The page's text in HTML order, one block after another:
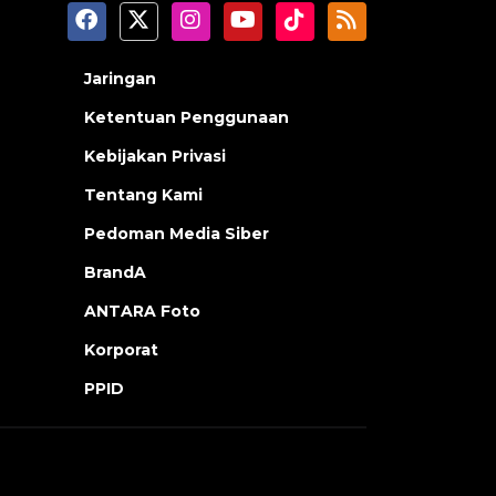
Jaringan
Ketentuan Penggunaan
Kebijakan Privasi
Tentang Kami
Pedoman Media Siber
BrandA
ANTARA Foto
Korporat
PPID